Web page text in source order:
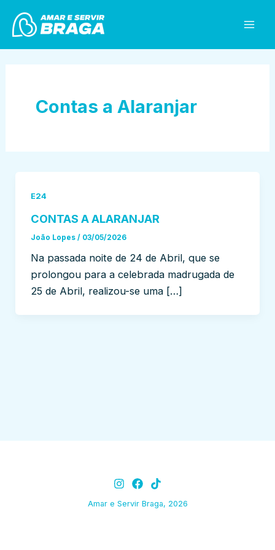
content
Contas a Alaranjar
E24
CONTAS A ALARANJAR
João Lopes / 03/05/2026
Na passada noite de 24 de Abril, que se
prolongou para a celebrada madrugada de
25 de Abril, realizou-se uma […]
Amar e Servir Braga, 2026